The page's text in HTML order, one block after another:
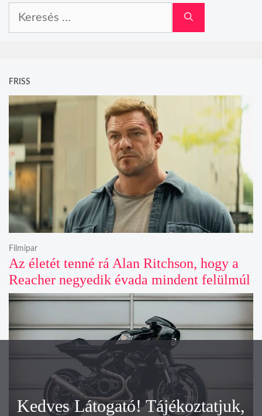
FRISS
Az életét tenné rá Alan Ritchson, hogy a
Reacher negyedik évada mindent felülmúl
Filmipar
Kedves Látogató! Tájékoztatjuk,